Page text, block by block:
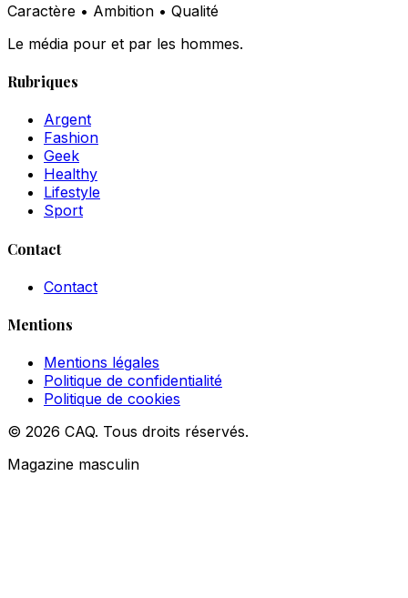
Caractère • Ambition • Qualité
Le média pour et par les hommes.
Rubriques
Argent
Fashion
Geek
Healthy
Lifestyle
Sport
Contact
Contact
Mentions
Mentions légales
Politique de confidentialité
Politique de cookies
© 2026 CAQ. Tous droits réservés.
Magazine masculin